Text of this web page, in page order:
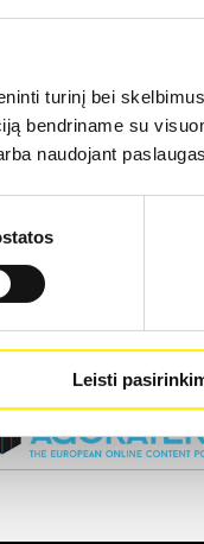
turinį bei
bendriname su
naudojant
Leisti
partneris